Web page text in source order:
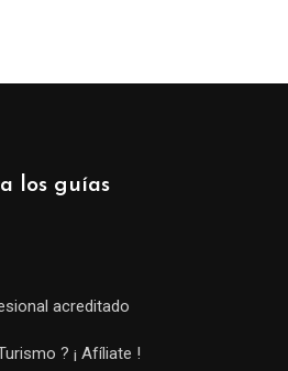
los guías
acreditado
? ¡ Afíliate !